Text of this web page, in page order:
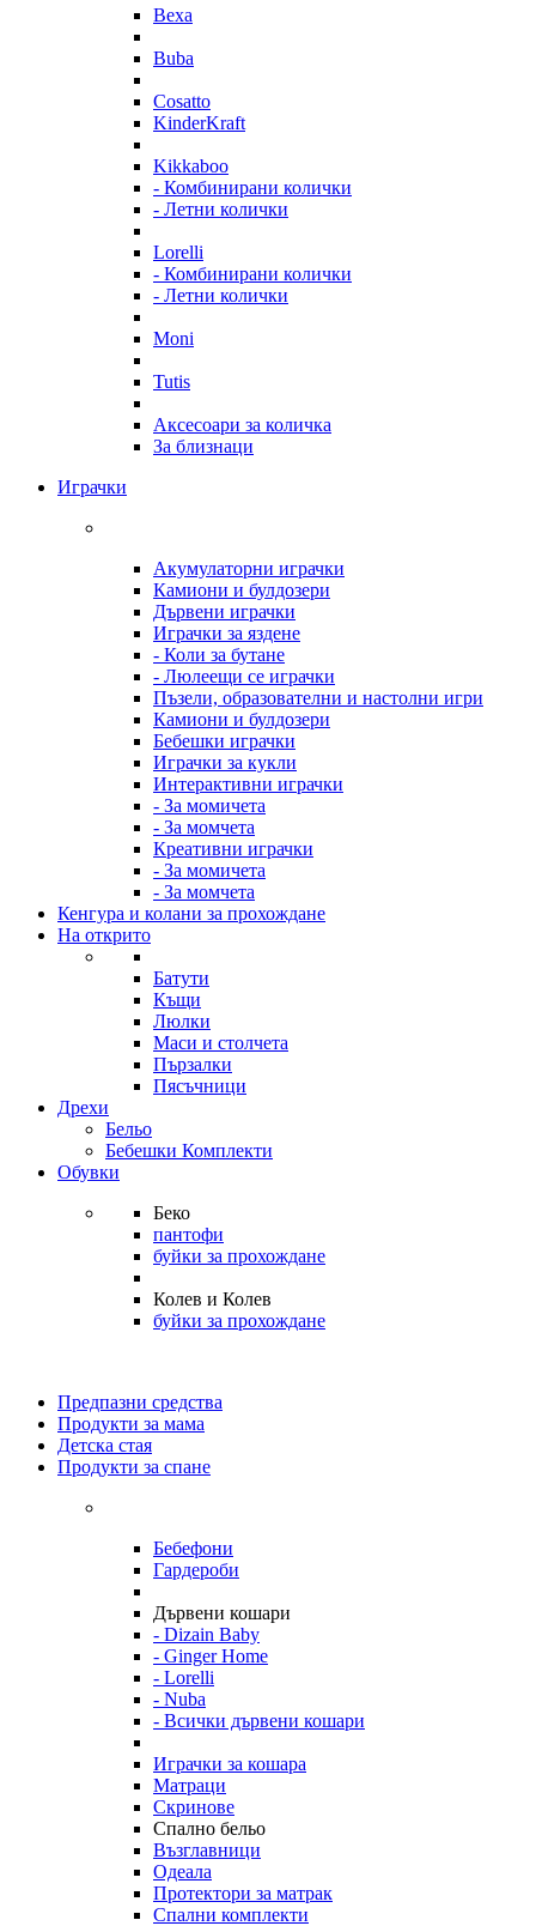
Bexa
Buba
Cosatto
KinderKraft
Kikkaboo
- Комбинирани колички
- Летни колички
Lorelli
- Комбинирани колички
- Летни колички
Moni
Tutis
Аксесоари за количка
За близнаци
Играчки
Акумулаторни играчки
Камиони и булдозери
Дървени играчки
Играчки за яздене
- Коли за бутане
- Люлеещи се играчки
Пъзели, образователни и настолни игри
Камиони и булдозери
Бебешки играчки
Играчки за кукли
Интерактивни играчки
- За момичета
- За момчета
Креативни играчки
- За момичета
- За момчета
Кенгура и колани за прохождане
На открито
Батути
Къщи
Люлки
Маси и столчета
Пързалки
Пясъчници
Дрехи
Бельо
Бебешки Комплекти
Обувки
Беко
пантофи
буйки за прохождане
Колев и Колев
буйки за прохождане
Предпазни средства
Продукти за мама
Детска стая
Продукти за спане
Бебефони
Гардероби
Дървени кошари
- Dizain Baby
- Ginger Home
- Lorelli
- Nuba
- Всички дървени кошари
Играчки за кошара
Матраци
Скринове
Спално бельо
Възглавници
Одеала
Протектори за матрак
Спални комплекти